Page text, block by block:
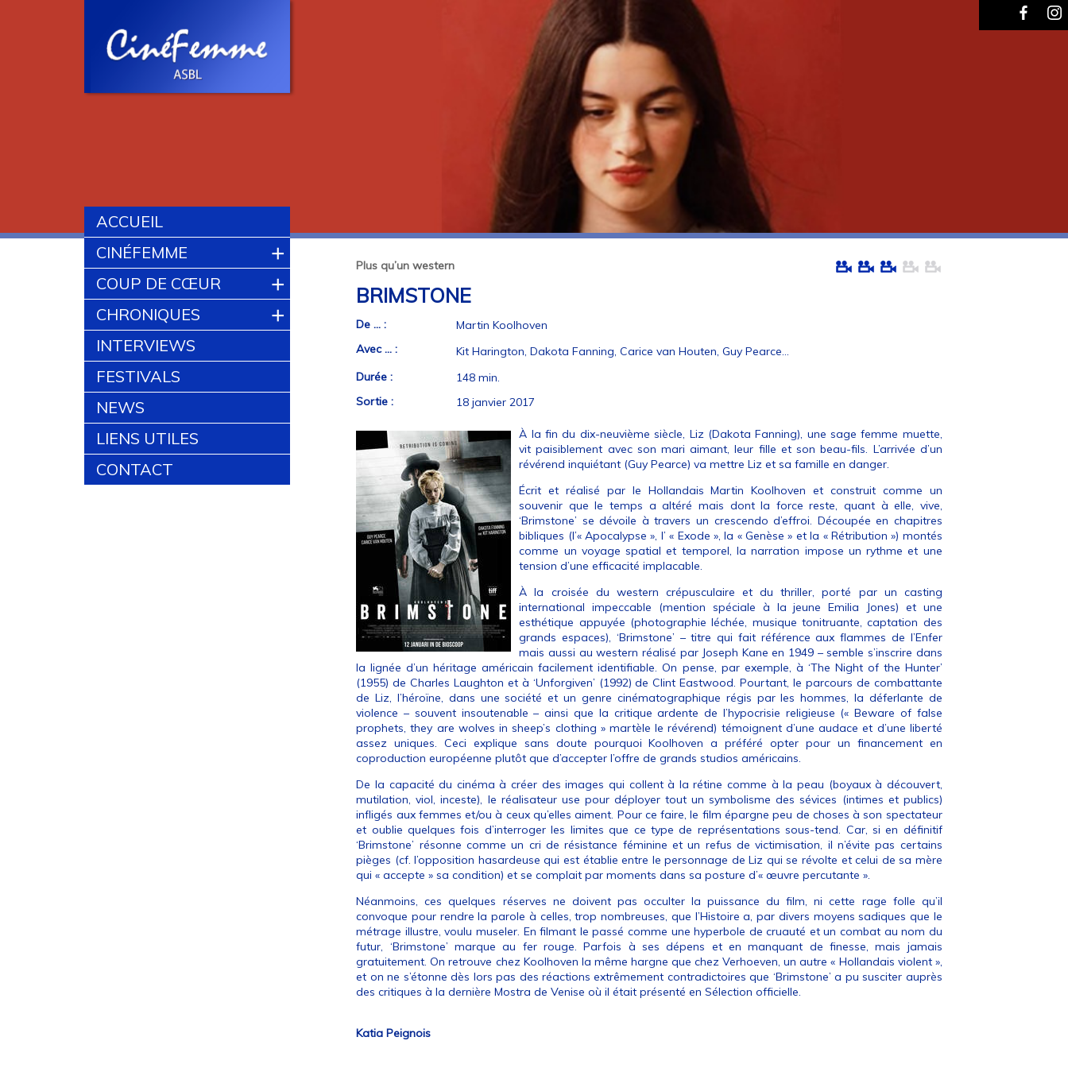
ACCUEIL
CINÉFEMME
+
COUP DE CŒUR +
CHRONIQUES +
INTERVIEWS
FESTIVALS
NEWS
LIENS UTILES
CONTACT
Plus qu’un western
BRIMSTONE
De ... :
Martin Koolhoven
Avec ... :
Kit Harington, Dakota Fanning, Carice van Houten, Guy Pearce...
Durée :
148 min.
Sortie :
18 janvier 2017
À la fin du dix-neuvième siècle, Liz (Dakota Fanning), une sage femme muette,
vit paisiblement avec son mari aimant, leur fille et son beau-fils. L’arrivée d’un
révérend inquiétant (Guy Pearce) va mettre Liz et sa famille en danger.
Écrit et réalisé par le Hollandais Martin Koolhoven et construit comme un
souvenir que le temps a altéré mais dont la force reste, quant à elle, vive,
‘Brimstone’ se dévoile à travers un crescendo d’effroi. Découpée en chapitres
bibliques (l’« Apocalypse », l’ « Exode », la « Genèse » et la « Rétribution ») montés
comme un voyage spatial et temporel, la narration impose un rythme et une
tension d’une efficacité implacable.
À la croisée du western crépusculaire et du thriller, porté par un casting
international impeccable (mention spéciale à la jeune Emilia Jones) et une
esthétique appuyée (photographie léchée, musique tonitruante, captation des
grands espaces), ‘Brimstone’ – titre qui fait référence aux flammes de l’Enfer
mais aussi au western réalisé par Joseph Kane en 1949 – semble s’inscrire dans
la lignée d’un héritage américain facilement identifiable. On pense, par exemple, à ‘The Night of the Hunter’
(1955) de Charles Laughton et à ‘Unforgiven’ (1992) de Clint Eastwood. Pourtant, le parcours de combattante
de Liz, l’héroïne, dans une société et un genre cinématographique régis par les hommes, la déferlante de
violence – souvent insoutenable – ainsi que la critique ardente de l’hypocrisie religieuse (« Beware of false
prophets, they are wolves in sheep’s clothing » martèle le révérend) témoignent d’une audace et d’une liberté
assez uniques. Ceci explique sans doute pourquoi Koolhoven a préféré opter pour un financement en
coproduction européenne plutôt que d’accepter l’offre de grands studios américains.
De la capacité du cinéma à créer des images qui collent à la rétine comme à la peau (boyaux à découvert,
mutilation, viol, inceste), le réalisateur use pour déployer tout un symbolisme des sévices (intimes et publics)
infligés aux femmes et/ou à ceux qu’elles aiment. Pour ce faire, le film épargne peu de choses à son spectateur
et oublie quelques fois d’interroger les limites que ce type de représentations sous-tend. Car, si en définitif
‘Brimstone’ résonne comme un cri de résistance féminine et un refus de victimisation, il n’évite pas certains
pièges (cf. l’opposition hasardeuse qui est établie entre le personnage de Liz qui se révolte et celui de sa mère
qui « accepte » sa condition) et se complait par moments dans sa posture d’« œuvre percutante ».
Néanmoins, ces quelques réserves ne doivent pas occulter la puissance du film, ni cette rage folle qu’il
convoque pour rendre la parole à celles, trop nombreuses, que l’Histoire a, par divers moyens sadiques que le
métrage illustre, voulu museler. En filmant le passé comme une hyperbole de cruauté et un combat au nom du
futur, ‘Brimstone’ marque au fer rouge. Parfois à ses dépens et en manquant de finesse, mais jamais
gratuitement. On retrouve chez Koolhoven la même hargne que chez Verhoeven, un autre « Hollandais violent »,
et on ne s’étonne dès lors pas des réactions extrêmement contradictoires que ‘Brimstone’ a pu susciter auprès
des critiques à la dernière Mostra de Venise où il était présenté en Sélection officielle.
Katia Peignois